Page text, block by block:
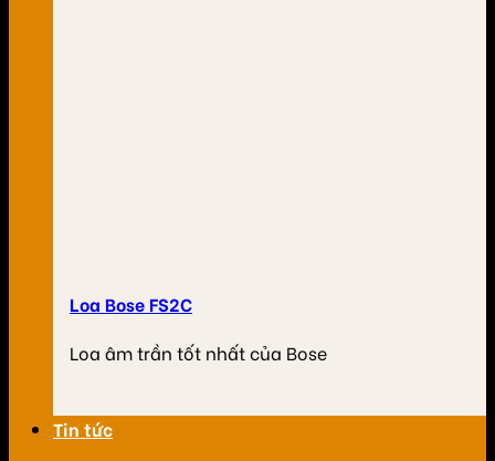
Loa Bose FS2C
Loa âm trần tốt nhất của Bose
Tin tức